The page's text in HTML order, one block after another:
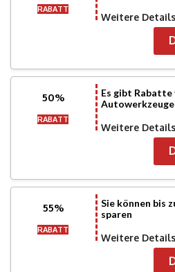
RABATT
Weitere Details
50%
RABATT
Es gibt Rabatte
Autowerkzeuge
Weitere Details
55%
RABATT
Sie können bis
sparen
Weitere Details